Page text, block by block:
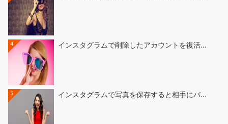
4 インスタグラムで削除したアカウントを復活…
5 インスタグラムで写真を保存すると相手にバ…